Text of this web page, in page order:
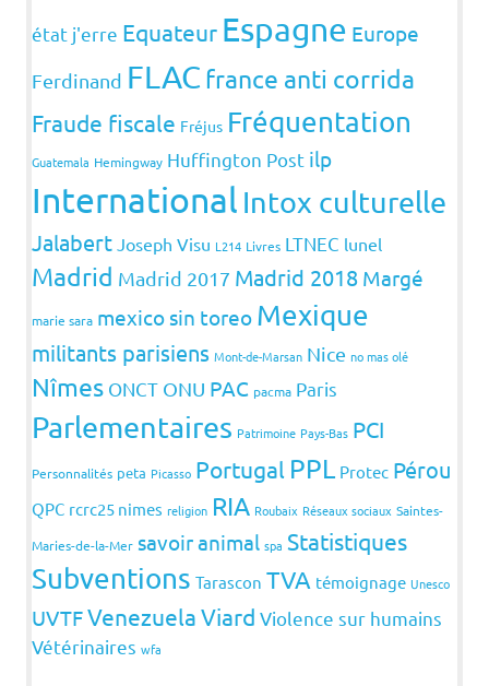
état j'erre Equateur Espagne Europe
Ferdinand FLAC france anti corrida
Fraude fiscale Fréjus Fréquentation
Guatemala Hemingway Huffington Post ilp
International Intox culturelle
Jalabert Joseph Visu L214 Livres LTNEC lunel
Madrid Madrid 2017 Madrid 2018 Margé
marie sara mexico sin toreo Mexique
militants parisiens Mont-de-Marsan Nice no mas olé
Nîmes ONCT ONU PAC pacma Paris
Parlementaires Patrimoine Pays-Bas PCI
Personnalités peta Picasso Portugal PPL Protec Pérou
QPC rcrc25 nimes religion RIA Roubaix Réseaux sociaux Saintes-
Maries-de-la-Mer savoir animal spa Statistiques
Subventions Tarascon TVA témoignage Unesco
UVTFVenezuelaViard Violence sur humains
Vétérinaires wfa